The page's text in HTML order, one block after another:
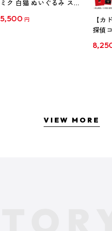
ミク 白猫 ぬいぐるみ スタ
5,500 円
【カ
探偵
クリ
VIEW MORE